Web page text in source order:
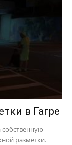
в Гагре
разметки.